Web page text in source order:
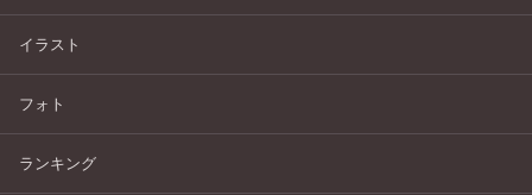
イラスト
フォト
ランキング